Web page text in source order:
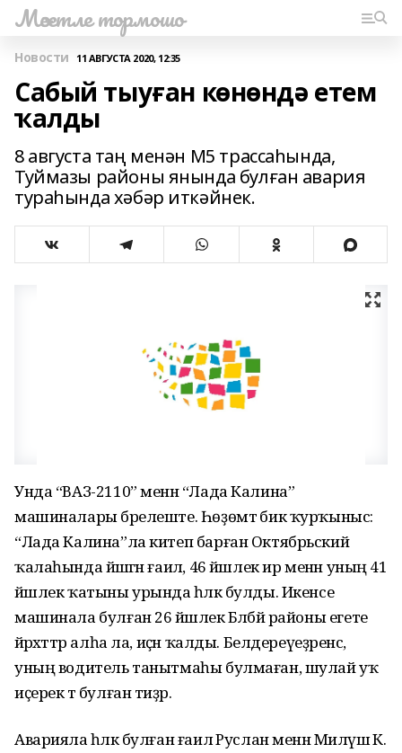
Мәсетле тормошо
Новости 11 АВГУСТА 2020, 12:35
Сабый тыуған көнөндә етем
ҡалды
8 августа таң менән М5 трассаһында,
Туймазы районы янында булған авария
тураһында хәбәр иткәйнек.
Унда “ВАЗ-2110” менән “Лада Калина”
машиналары бәрелеште. Һөҙөмтә бик ҡурҡыныс:
“Лада Калина”ла китеп барған Октябрьский
ҡалаһында йәшәгән ғаилә, 46 йәшлек ир менән уның 41
йәшлек ҡатыны урында һәләк булды. Икенсе
машинала булған 26 йәшлек Бәләбәй районы егете
йәрәхәттәр алһа ла, иҫән ҡалды. Белдереүеҙәренсә,
уның водитель танытмаһы булмаған, шулай уҡ
иҫерек тә булған тиҙәр.
Аварияла һәләк булған ғаилә Руслан менән Миләүшә К.